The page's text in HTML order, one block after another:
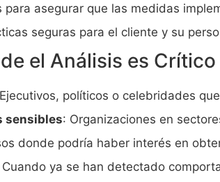
para asegurar que las medidas
seguras para el cliente y su
el Análisis es Crítico
políticos o celebridades
sensibles: Organizaciones en
donde podría haber interés en
Cuando ya se han detectado